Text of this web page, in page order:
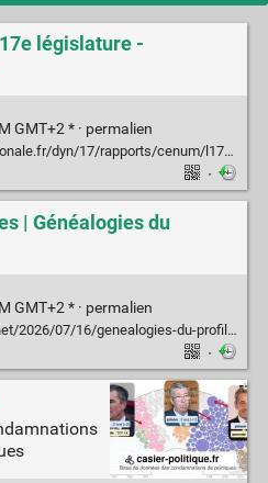
législature -
GMT+2 * · permalien
rapports/cenum/l17b3054-t1_rapport-enquete#
·
| Généalogies du
GMT+2 * · permalien
07/16/genealogies-du-profilage/
·